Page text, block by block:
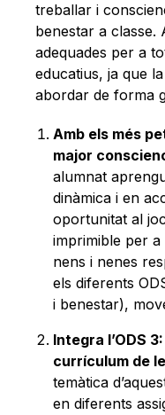
treballar i
benestar a classe.
adequades per a
educatius, ja que
abordar de forma
Amb els més
major
alumnat
dinàmica i en
oportunitat al joc
imprimible per
nens i nenes
els diferents
i benestar),
Integra l’ODS
currículum de
temàtica
en diferents